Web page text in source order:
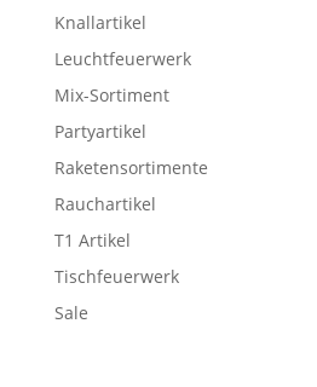
Knallartikel
Leuchtfeuerwerk
Mix-Sortiment
Partyartikel
Raketensortimente
Rauchartikel
T1 Artikel
Tischfeuerwerk
Sale